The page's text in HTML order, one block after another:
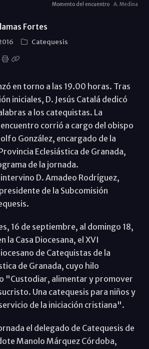
Momento del encuentro A. Medina
Fortes
Catequesis
en torno a las 19.00 horas. Tras
iniciales, D. Jesús Catalá dedicó
a los catequistas. La
corrió a cargo del obispo
González, encargado de la
Eclesiástica de Granada,
de la jornada.
D. Amadeo Rodríguez,
de la Subcomisión
16 de septiembre, al domingo 18,
la Casa Diocesana, el XVI
de Catequistas de la
de Granada, cuyo hilo
"Custodiar, alimentar y promover
Una catequesis para niños y
de la iniciación cristiana".
el delegado de Catequesis de
Manolo Márquez Córdoba,